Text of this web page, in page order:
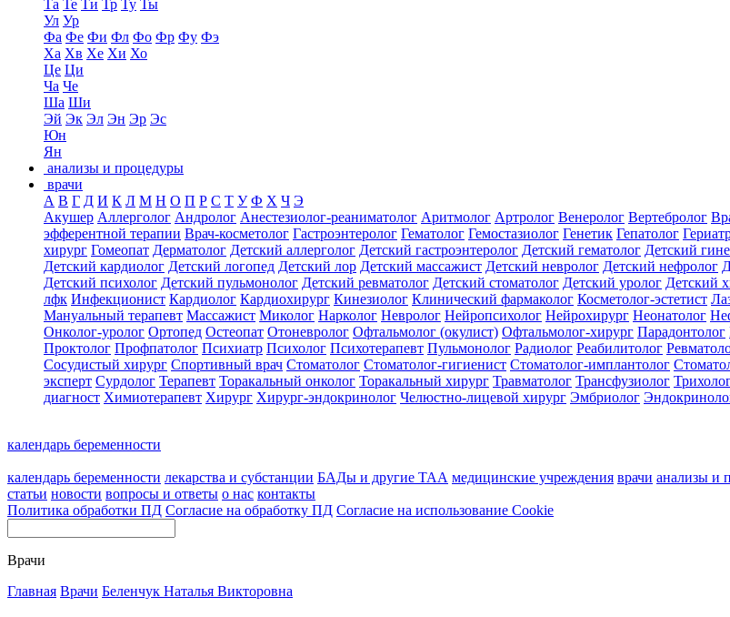
Та Те Ти Тр Ту Ты
Ул Ур
Фа Фе Фи Фл Фо Фр Фу Фэ
Ха Хв Хе Хи Хо
Це Ци
Ча Че
Ша Ши
Эй Эк Эл Эн Эр Эс
Юн
Ян
анализы и процедуры
врачи
А В Г Д И К Л М Н О П Р С Т У Ф Х Ч Э
Акушер Аллерголог Андролог Анестезиолог-реаниматолог Аритмолог Артролог Венеролог Вертебролог
эфферентной терапии Врач-косметолог Гастроэнтеролог Гематолог Гемостазиолог Генетик Гепатолог
хирург Гомеопат Дерматолог Детский аллерголог Детский гастроэнтеролог Детский гематолог Детский
Детский кардиолог Детский логопед Детский лор Детский массажист Детский невролог Детский нефролог
Детский психолог Детский пульмонолог Детский ревматолог Детский стоматолог Детский уролог Детский
лфк Инфекционист Кардиолог Кардиохирург Кинезиолог Клинический фармаколог Косметолог-эстетист
Мануальный терапевт Массажист Миколог Нарколог Невролог Нейропсихолог Нейрохирург Неонатолог
Онколог-уролог Ортопед Остеопат Отоневролог Офтальмолог (окулист) Офтальмолог-хирург Парадонтолог
Проктолог Профпатолог Психиатр Психолог Психотерапевт Пульмонолог Радиолог Реабилитолог
Сосудистый хирург Спортивный врач Стоматолог Стоматолог-гигиенист Стоматолог-имплантолог
эксперт Сурдолог Терапевт Торакальный онколог Торакальный хирург Травматолог Трансфузиолог
диагност Химиотерапевт Хирург Хирург-эндокринолог Челюстно-лицевой хирург Эмбриолог
календарь беременности
календарь беременности лекарства и субстанции БАДы и другие ТАА медицинские учреждения врачи анализы и
статьи новости вопросы и ответы о нас контакты
Политика обработки ПД Согласие на обработку ПД Согласие на использование Cookie
Врачи
Главная Врачи Беленчук Наталья Викторовна